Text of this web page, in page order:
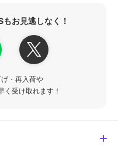
お見逃しなく！
・再入荷や
く受け取れます！